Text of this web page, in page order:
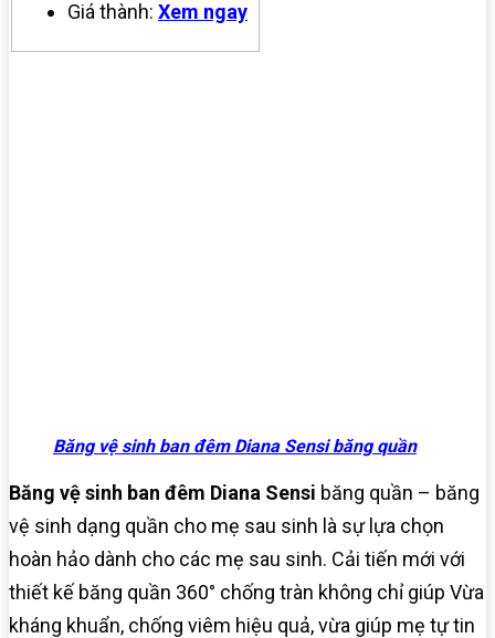
Giá thành: Xem ngay
Băng vệ sinh ban đêm Diana Sensi băng quần
Băng vệ sinh ban đêm Diana Sensi băng quần – băng
vệ sinh dạng quần cho mẹ sau sinh là sự lựa chọn
hoàn hảo dành cho các mẹ sau sinh. Cải tiến mới với
thiết kế băng quần 360° chống tràn không chỉ giúp Vừa
kháng khuẩn, chống viêm hiệu quả, vừa giúp mẹ tự tin